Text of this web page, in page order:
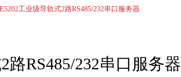
工业级导轨式2路RS485/232串口服务器
路RS485/232串口服务器